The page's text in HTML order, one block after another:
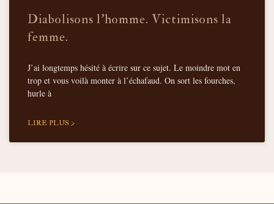
Diabolisons l’homme. Victimisons la
femme.
J’ai longtemps hésité à écrire sur ce sujet. Le moindre mot en
trop et vous voilà monter à l’échafaud. On sort les fourches,
hurle à
LIRE PLUS >